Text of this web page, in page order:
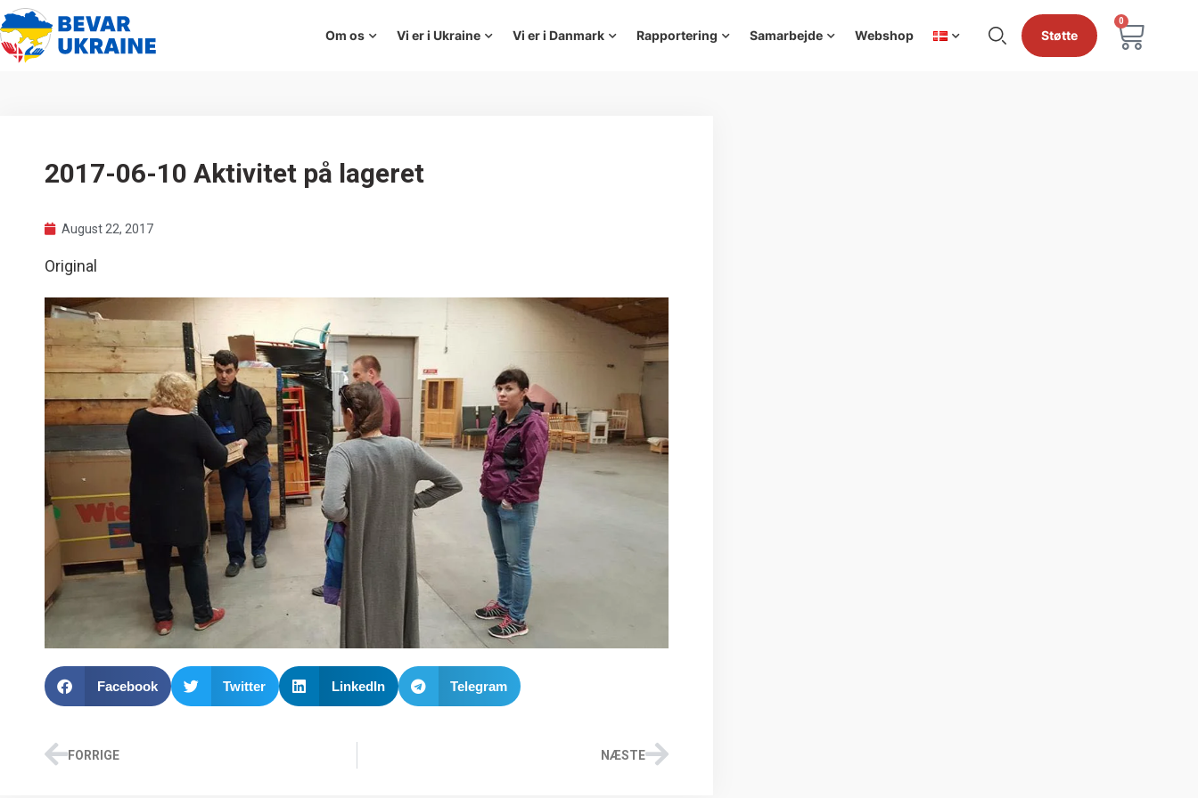
Om os Vi er i Ukraine Vi er i Danmark Rapportering Samarbejde Webshop Støtte
0
2017-06-10 Aktivitet på lageret
August 22, 2017
Original
Facebook Twitter LinkedIn Telegram
FORRIGE NÆSTE